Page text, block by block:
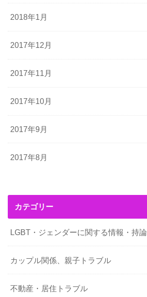
2018年1月
2017年12月
2017年11月
2017年10月
2017年9月
2017年8月
カテゴリー
LGBT・ジェンダーに関する情報・持論
カップル関係、親子トラブル
不動産・居住トラブル